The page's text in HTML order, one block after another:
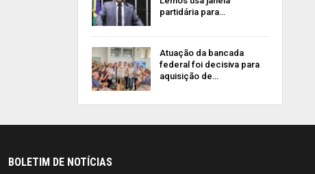
partidária para…
Atuação da bancada
federal foi decisiva para
aquisição de…
BOLETIM DE NOTÍCIAS